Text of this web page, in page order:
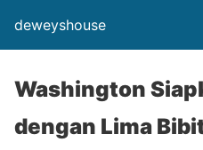
deweyshouse
Washington
dengan Lima